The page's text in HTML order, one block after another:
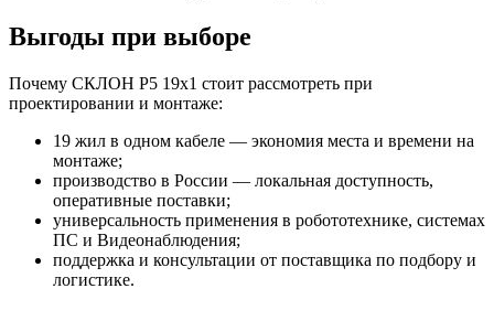
Выгоды при выборе
Почему СКЛОН Р5 19х1 стоит рассмотреть при
проектировании и монтаже:
19 жил в одном кабеле — экономия места и времени на
монтаже;
производство в России — локальная доступность,
оперативные поставки;
универсальность применения в робототехнике, системах
ПС и Видеонаблюдения;
поддержка и консультации от поставщика по подбору и
логистике.